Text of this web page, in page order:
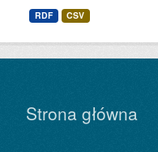
RDF CSV
Strona główna